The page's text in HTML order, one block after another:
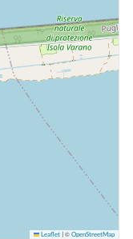
Leaflet © OpenStreetMap